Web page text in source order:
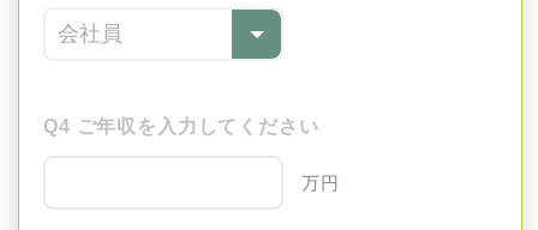
Q4 ご年収を入力してください
万円